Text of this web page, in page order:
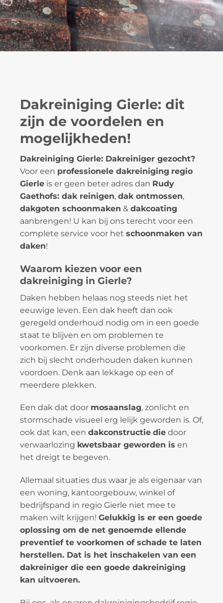
Dakreiniging Gierle: dit
zijn de voordelen en
mogelijkheden!
Dakreiniging Gierle: Dakreiniger gezocht?
Voor een professionele dakreiniging regio
Gierle is er geen beter adres dan Rudy
Gaethofs: dak reinigen, dak ontmossen,
dakgoten schoonmaken & dakcoating
aanbrengen! U kan bij ons terecht voor een
complete service voor het schoonmaken van
daken!
Waarom kiezen voor een
dakreiniging in Gierle?
Daken hebben helaas nog steeds niet het
eeuwige leven. Een dak heeft dan ook
geregeld onderhoud nodig om in een goede
staat te blijven en om problemen te
voorkomen. Er zijn diverse problemen die
zich bij slecht onderhouden daken kunnen
voordoen. Denk aan lekkage op een of
meerdere plekken.
Een dak dat door mosaanslag, zonlicht en
stormschade visueel erg lelijk geworden is. Of,
ook dat kan, een dakconstructie die door
verwaarlozing kwetsbaar geworden is en
het dreigt te begeven.
Allemaal situaties dus waar je als eigenaar van
een woning, kantoorgebouw, winkel of
bedrijfspand in regio Gierle niet mee te
maken wilt krijgen! Gelukkig is er een goede
oplossing om de net genoemde ellende
preventief te voorkomen of schade te laten
herstellen. Dat is het inschakelen van een
dakreiniger die een goede dakreiniging
kan uitvoeren.